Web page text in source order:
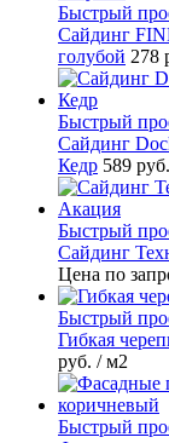
Быстрый
Cайдинг
голубой 278
Быстрый
Сайдинг
Кедр 589 руб.
Быстрый
Сайдинг
Цена по
Быстрый
Гибкая
руб. / м2
Быстрый